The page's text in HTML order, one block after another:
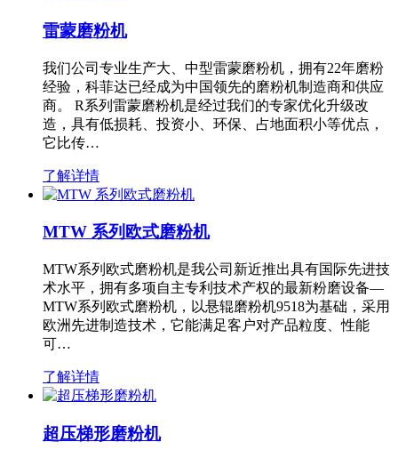
雷蒙磨粉机
我们公司专业生产大、中型雷蒙磨粉机，拥有22年磨粉
经验，科菲达已经成为中国领先的磨粉机制造商和供应
商。 R系列雷蒙磨粉机是经过我们的专家优化升级改
造，具有低损耗、投资小、环保、占地面积小等优点，
它比传…
了解详情
MTW 系列欧式磨粉机
MTW系列欧式磨粉机是我公司新近推出具有国际先进技
术水平，拥有多项自主专利技术产权的最新粉磨设备—
MTW系列欧式磨粉机，以悬辊磨粉机9518为基础，采用
欧洲先进制造技术，它能满足客户对产品粒度、性能
可…
了解详情
超压梯形磨粉机